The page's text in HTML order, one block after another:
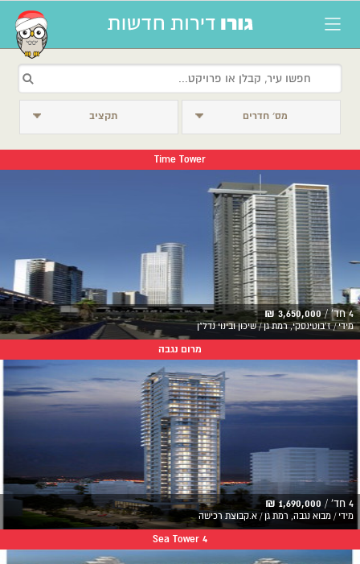
מס׳ חדרים תקציב
Time Tower
4 חד' / 3,650,000 ₪
מידי / ז'בוטינסקי, רמת גן / שיכון ובינוי נדל"ן
מרום נגבה
4 חד' / 1,690,000 ₪
מידי / מבוא נגבה, רמת גן / א.קבוצת רכישה
Sea Tower 4